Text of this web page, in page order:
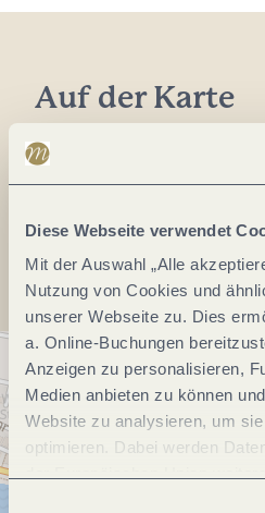
Diese Webseite verwendet
Mit der Auswahl „Alle
Nutzung von Cookies und
unserer Webseite zu. Dies
a. Online-Buchungen
Anzeigen zu personalisieren,
Medien anbieten zu können
Website zu analysieren, um
optimieren. Dabei werden
Auf der Karte
Anreise planen